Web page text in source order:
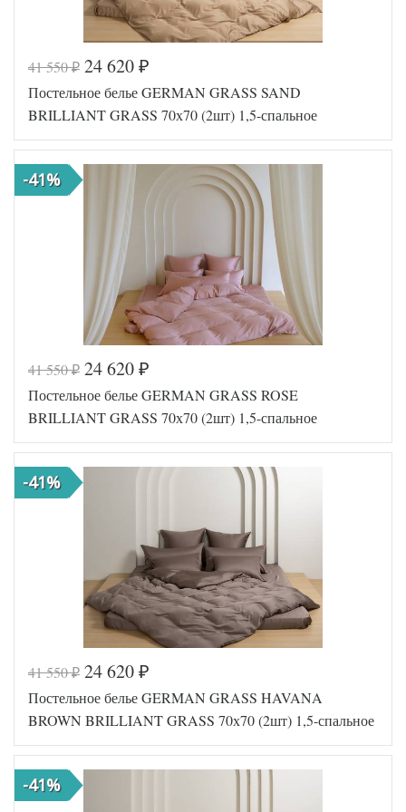
Код товара
561-962
Артикул
GG-18247
0
Ткань
Сатин
Размер
150х200
Размер
простыни
240х260
70х70
(2шт)
German
Grass
(Австрия)
Код товара
562-041
Артикул
GG-25247
0
Ткань
Сатин
Размер
150х200
Размер
простыни
(2шт)
German
Grass
(Австрия)
41 550₽ 24 620 ₽
Постельное белье GERMAN GRASS SAND
BRILLIANT GRASS 70х70 (2шт) 1,5-спальное
-41%
Код товара
562-006
Артикул
GG-16247
0
Ткань
Сатин
Размер
150х200
Размер
простыни
41 550₽ 24 620 ₽
Постельное белье GERMAN GRASS ROSE
BRILLIANT GRASS 70х70 (2шт) 1,5-спальное
-41%
41 550₽ 24 620 ₽
Постельное белье GERMAN GRASS HAVANA
BROWN BRILLIANT GRASS 70х70 (2шт) 1,5-спальное
-41%